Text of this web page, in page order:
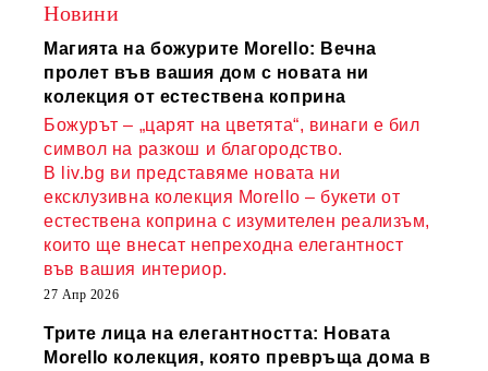
Новини
Магията на божурите Morello: Вечна
пролет във вашия дом с новата ни
колекция от естествена коприна
Божурът – „царят на цветята“, винаги е бил
символ на разкош и благородство.
В liv.bg ви представяме новата ни
ексклузивна колекция Morello – букети от
естествена коприна с изумителен реализъм,
които ще внесат непреходна елегантност
във вашия интериор.
27 Апр 2026
Трите лица на елегантността: Новата
Morello колекция, която превръща дома в